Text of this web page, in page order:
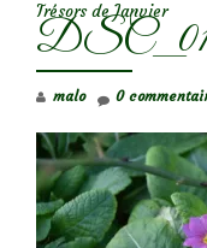
Trésors de Janvier
malo 0